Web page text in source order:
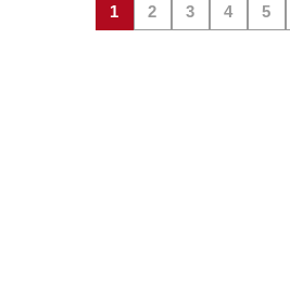
1 2 3 4 5